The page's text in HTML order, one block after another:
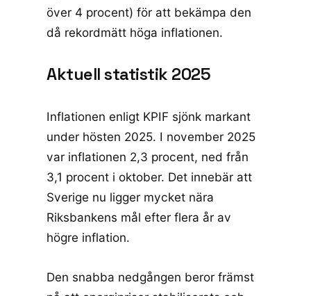
över 4 procent) för att bekämpa den
då rekordmätt höga inflationen.
Aktuell statistik 2025
Inflationen enligt KPIF sjönk markant
under hösten 2025. I november 2025
var inflationen 2,3 procent, ned från
3,1 procent i oktober. Det innebär att
Sverige nu ligger mycket nära
Riksbankens mål efter flera år av
högre inflation.
Den snabba nedgången beror främst